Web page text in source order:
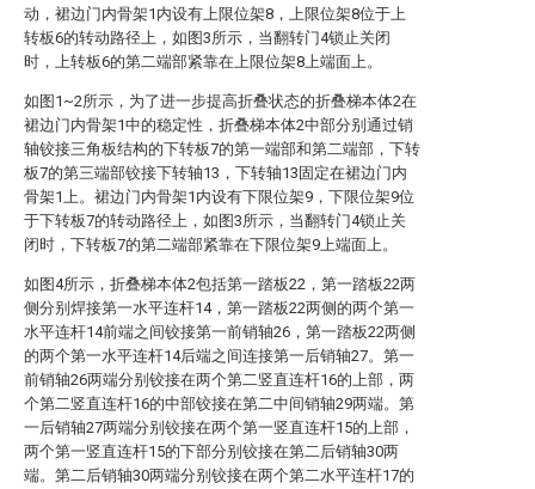
动，裙边门内骨架1内设有上限位架8，上限位架8位于上
转板6的转动路径上，如图3所示，当翻转门4锁止关闭
时，上转板6的第二端部紧靠在上限位架8上端面上。
如图1~2所示，为了进一步提高折叠状态的折叠梯本体2在
裙边门内骨架1中的稳定性，折叠梯本体2中部分别通过销
轴铰接三角板结构的下转板7的第一端部和第二端部，下转
板7的第三端部铰接下转轴13，下转轴13固定在裙边门内
骨架1上。裙边门内骨架1内设有下限位架9，下限位架9位
于下转板7的转动路径上，如图3所示，当翻转门4锁止关
闭时，下转板7的第二端部紧靠在下限位架9上端面上。
如图4所示，折叠梯本体2包括第一踏板22，第一踏板22两
侧分别焊接第一水平连杆14，第一踏板22两侧的两个第一
水平连杆14前端之间铰接第一前销轴26，第一踏板22两侧
的两个第一水平连杆14后端之间连接第一后销轴27。第一
前销轴26两端分别铰接在两个第二竖直连杆16的上部，两
个第二竖直连杆16的中部铰接在第二中间销轴29两端。第
一后销轴27两端分别铰接在两个第一竖直连杆15的上部，
两个第一竖直连杆15的下部分别铰接在第二后销轴30两
端。第二后销轴30两端分别铰接在两个第二水平连杆17的